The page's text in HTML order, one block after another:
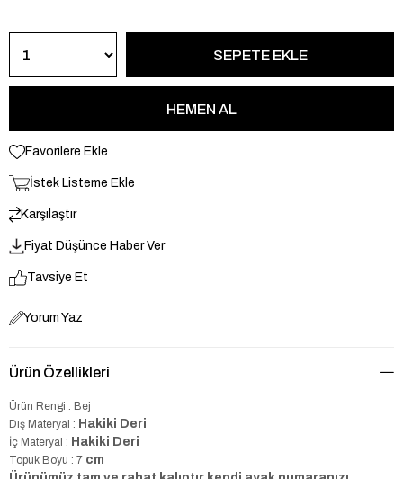
Favorilere Ekle
İstek Listeme Ekle
Karşılaştır
Fiyat Düşünce Haber Ver
Tavsiye Et
Yorum Yaz
Ürün Özellikleri
Ürün Rengi : Bej
Dış Materyal : Hakiki Deri
İç Materyal : Hakiki Deri
Topuk Boyu : 7 cm